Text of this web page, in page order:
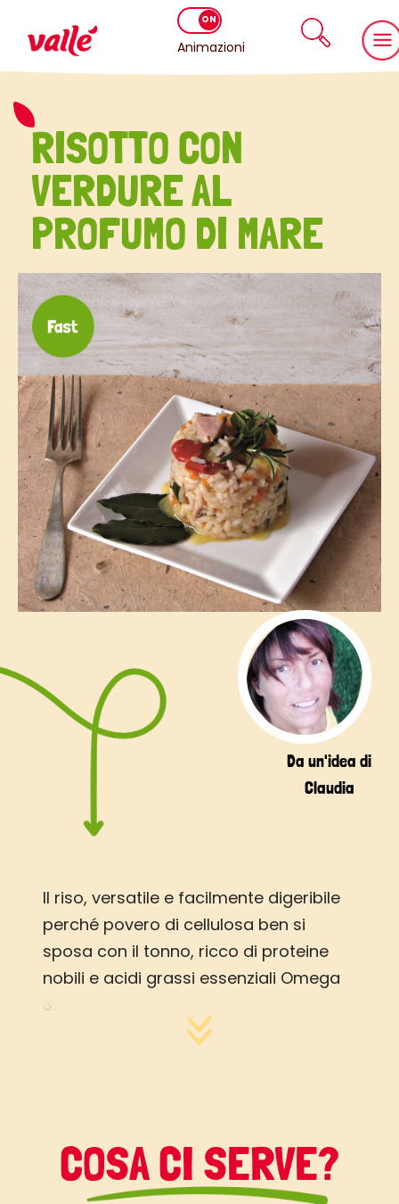
Animazioni
RISOTTO CON
VERDURE AL
PROFUMO DI MARE
Da un'idea di
Claudia
Il riso, versatile e facilmente digeribile
perché povero di cellulosa ben si
sposa con il tonno, ricco di proteine
nobili e acidi grassi essenziali Omega
3.
COSA CI SERVE?